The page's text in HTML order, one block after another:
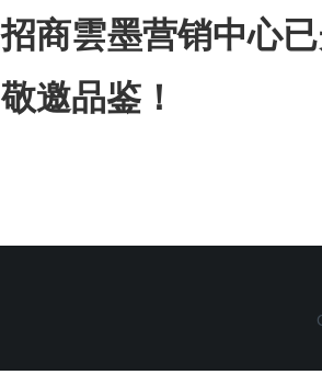
招商雲墨营销中心
敬邀品鉴！